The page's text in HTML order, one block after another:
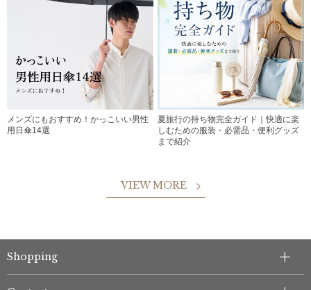
メンズにもおすすめ！かっこいい男性
用日傘14選
夏旅行の持ち物完全ガイド｜快適に楽
しむための服装・必需品・便利グッズ
まで紹介
VIEW MORE
Shopping